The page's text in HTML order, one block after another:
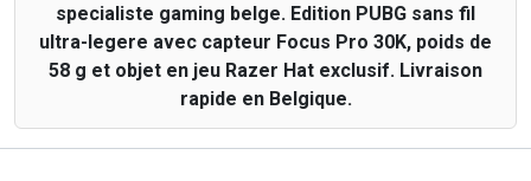
specialiste gaming belge. Edition PUBG sans fil
ultra-legere avec capteur Focus Pro 30K, poids de
58 g et objet en jeu Razer Hat exclusif. Livraison
rapide en Belgique.